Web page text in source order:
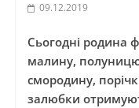
09.12.2019
Сьогодні родина
малину,
смородину,
залюбки